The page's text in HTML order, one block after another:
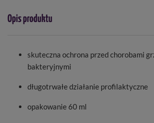
Opis produktu
skuteczna ochrona przed chorobami
bakteryjnymi
długotrwałe działanie profilaktyczne
opakowanie 60 ml